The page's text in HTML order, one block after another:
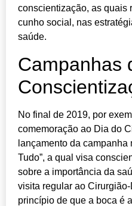
conscientização, as quais
cunho social, nas
saúde.
Campanhas
No final de 2019, por
comemoração ao Dia do
lançamento da campanha
Tudo”, a qual visa
sobre a importância da
visita regular ao
princípio de que a boca é